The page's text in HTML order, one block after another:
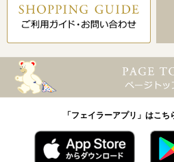
「フェイラーアプリ」はこ